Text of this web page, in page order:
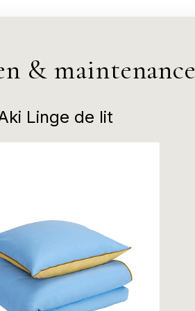
& maintenance
Linge de lit